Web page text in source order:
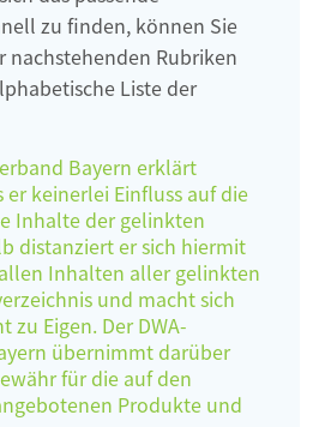
zu finden, können Sie
nachstehenden Rubriken
Liste der
Bayern erklärt
er keinerlei Einfluss auf die
Inhalte der gelinkten
distanziert er sich hiermit
Inhalten aller gelinkten
und macht sich
Eigen. Der DWA-
übernimmt darüber
für die auf den
Produkte und